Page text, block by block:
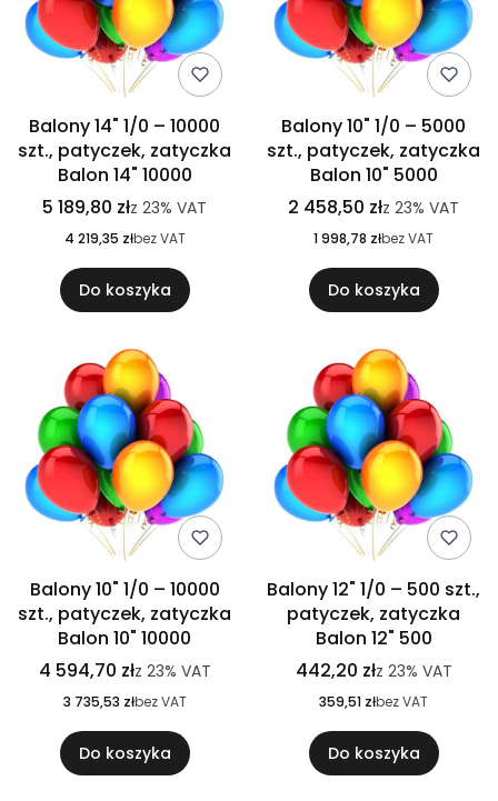
Balony 14" 1/0 – 10000
szt., patyczek, zatyczka
Balon 14" 10000
5 189,80 złz 23% VAT
4 219,35 złbez VAT
Do koszyka
Balony 10" 1/0 – 5000
szt., patyczek, zatyczka
Balon 10" 5000
2 458,50 złz 23% VAT
1 998,78 złbez VAT
Do koszyka
Balony 10" 1/0 – 10000
szt., patyczek, zatyczka
Balon 10" 10000
4 594,70 złz 23% VAT
3 735,53 złbez VAT
Do koszyka
Balony 12" 1/0 – 500 szt.,
patyczek, zatyczka
Balon 12" 500
442,20 złz 23% VAT
359,51 złbez VAT
Do koszyka